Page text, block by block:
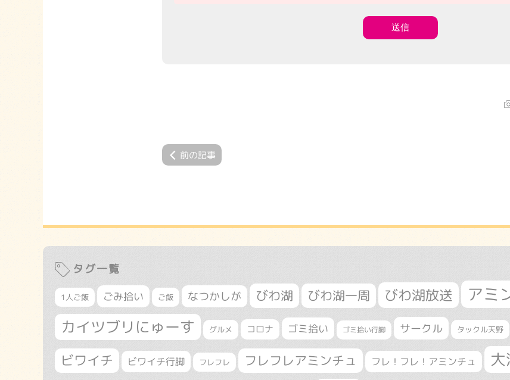
前の記事
タグ一覧
1人ご飯 ごみ拾い ご飯 なつかしが びわ湖 びわ湖一周 びわ湖放送 アミ
カイツブリにゅーす グルメ コロナ ゴミ拾い ゴミ拾い行脚 サークル タックル天野
ビワイチ ビワイチ行脚 フレフレ フレフレアミンチュ フレ！フレ！アミンチュ